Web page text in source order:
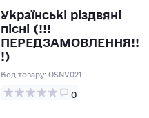
Українські різдвяні
пісні (!!!
ПЕРЕДЗАМОВЛЕННЯ!!
!)
Код товару:OSNV021
0